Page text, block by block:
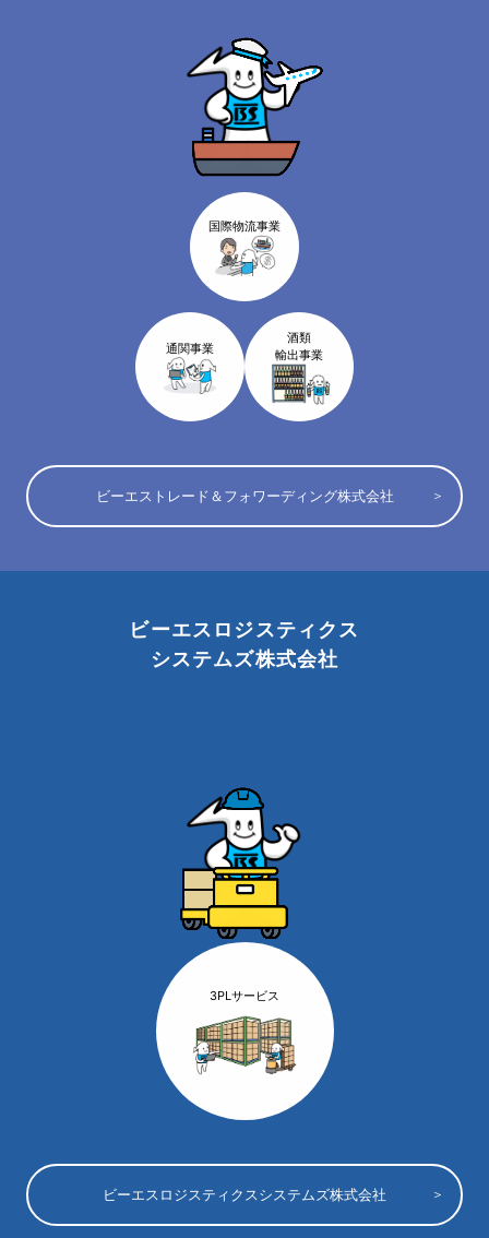
国際物流事業
通関事業
酒類
輸出事業
ビーエストレード＆フォワーディング株式会社
ビーエスロジスティクス
システムズ株式会社
3PLサービス
ビーエスロジスティクスシステムズ株式会社